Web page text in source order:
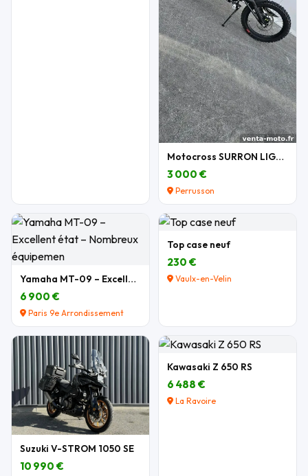
Motocross SURRON LIGHT BEE X 2026
3 000 €
Perrusson
Yamaha MT-09 – Excellent état – Nombreux équipemen
6 900 €
Paris 9e Arrondissement
Top case neuf
230 €
Vaulx-en-Velin
Suzuki V-STROM 1050 SE
10 990 €
Kawasaki Z 650 RS
6 488 €
La Ravoire